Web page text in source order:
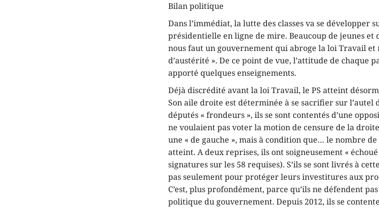
Bilan politique
Dans l’immédiat, la lutte des classes va se développer
présidentielle en ligne de mire. Beaucoup de jeunes
nous faut un gouvernement qui abroge la loi Travail
d’austérité ». De ce point de vue, l’attitude de chaque
apporté quelques enseignements.
Déjà discrédité avant la loi Travail, le PS atteint
Son aile droite est déterminée à se sacrifier sur l’autel
députés « frondeurs », ils se sont contentés d’une
ne voulaient pas voter la motion de censure de la
une « de gauche », mais à condition que… le nombre
atteint. A deux reprises, ils ont soigneusement «
signatures sur les 58 requises). S’ils se sont livrés à
pas seulement pour protéger leurs investitures aux
C’est, plus profondément, parce qu’ils ne défendent
politique du gouvernement. Depuis 2012, ils se